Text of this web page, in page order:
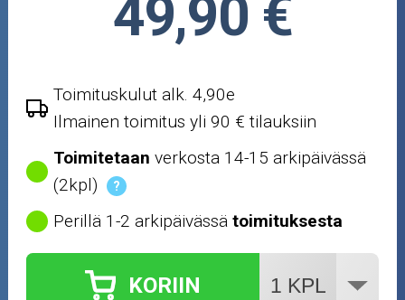
Ajovarusteet
Renkaat ja vanteet
Öljyt ja kemikaalit
Työkalut
49,90 €
Toimituskulut alk. 4,90e
Ilmainen toimitus yli 90 € tilauksiin
Toimitetaan verkosta 14-15 arkipäivässä
(2kpl)
?
Perillä 1-2 arkipäivässätoimituksesta
KORIIN